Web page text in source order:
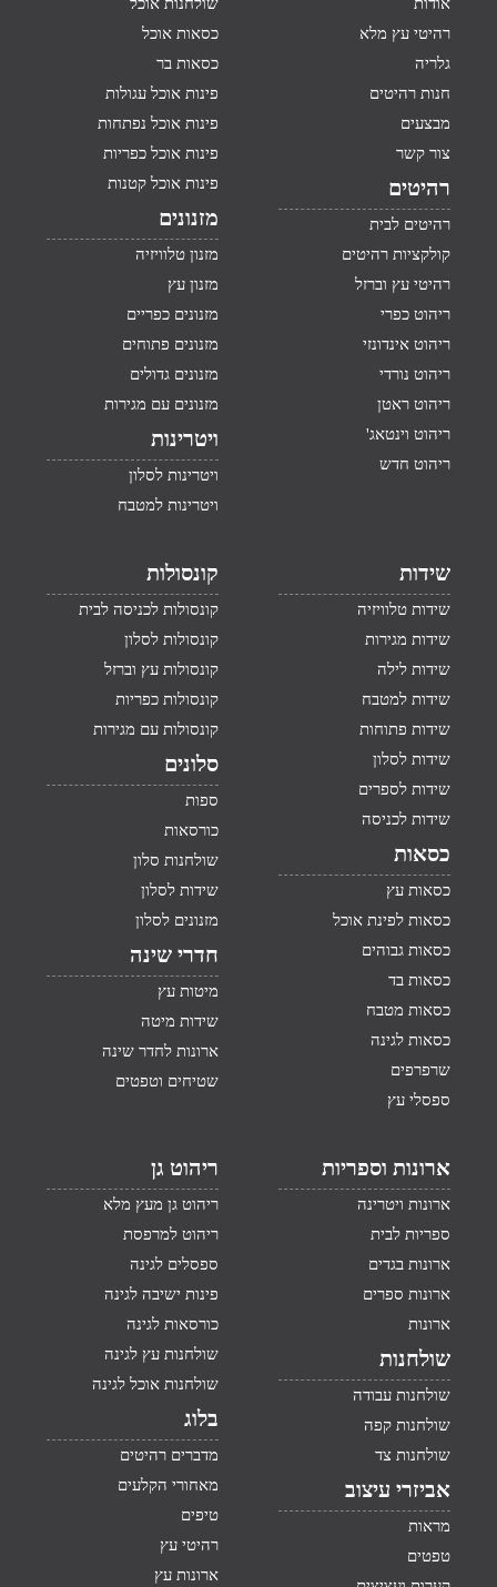
רהיטי עץ מלא
גלריה
חנות רהיטים
מבצעים
צור קשר
רהיטים
רהיטים לבית
קולקציות רהיטים
רהיטי עץ וברזל
ריהוט כפרי
ריהוט אינדונזי
ריהוט נורדי
ריהוט ראטן
ריהוט וינטאג'
ריהוט חדש
כסאות אוכל
כסאות בר
פינות אוכל עגולות
פינות אוכל נפתחות
פינות אוכל כפריות
פינות אוכל קטנות
מזנונים
מזנון טלוויזיה
מזנון עץ
מזנונים כפריים
מזנונים פתוחים
מזנונים גדולים
מזנונים עם מגירות
ויטרינות
ויטרינות לסלון
ויטרינות למטבח
שידות
שידות טלוויזיה
שידות מגירות
שידות לילה
שידות למטבח
שידות פתוחות
שידות לסלון
שידות לספרים
שידות לכניסה
כסאות
כסאות עץ
כסאות לפינת אוכל
כסאות גבוהים
כסאות בד
כסאות מטבח
כסאות לגינה
שרפרפים
ספסלי עץ
קונסולות
קונסולות לכניסה לבית
קונסולות לסלון
קונסולות עץ וברזל
קונסולות כפריות
קונסולות עם מגירות
סלונים
ספות
כורסאות
שולחנות סלון
שידות לסלון
מזנונים לסלון
חדרי שינה
מיטות עץ
שידות מיטה
ארונות לחדר שינה
שטיחים וטפטים
ארונות וספריות
ארונות ויטרינה
ספריות לבית
ארונות בגדים
ארונות ספרים
ארונות
שולחנות
שולחנות עבודה
שולחנות קפה
שולחנות צד
אביזרי עיצוב
מראות
טפטים
ריהוט גן
ריהוט גן מעץ מלא
ריהוט למרפסת
ספסלים לגינה
פינות ישיבה לגינה
כורסאות לגינה
שולחנות עץ לגינה
שולחנות אוכל לגינה
בלוג
מדברים רהיטים
מאחורי הקלעים
טיפים
רהיטי עץ
ארונות עץ